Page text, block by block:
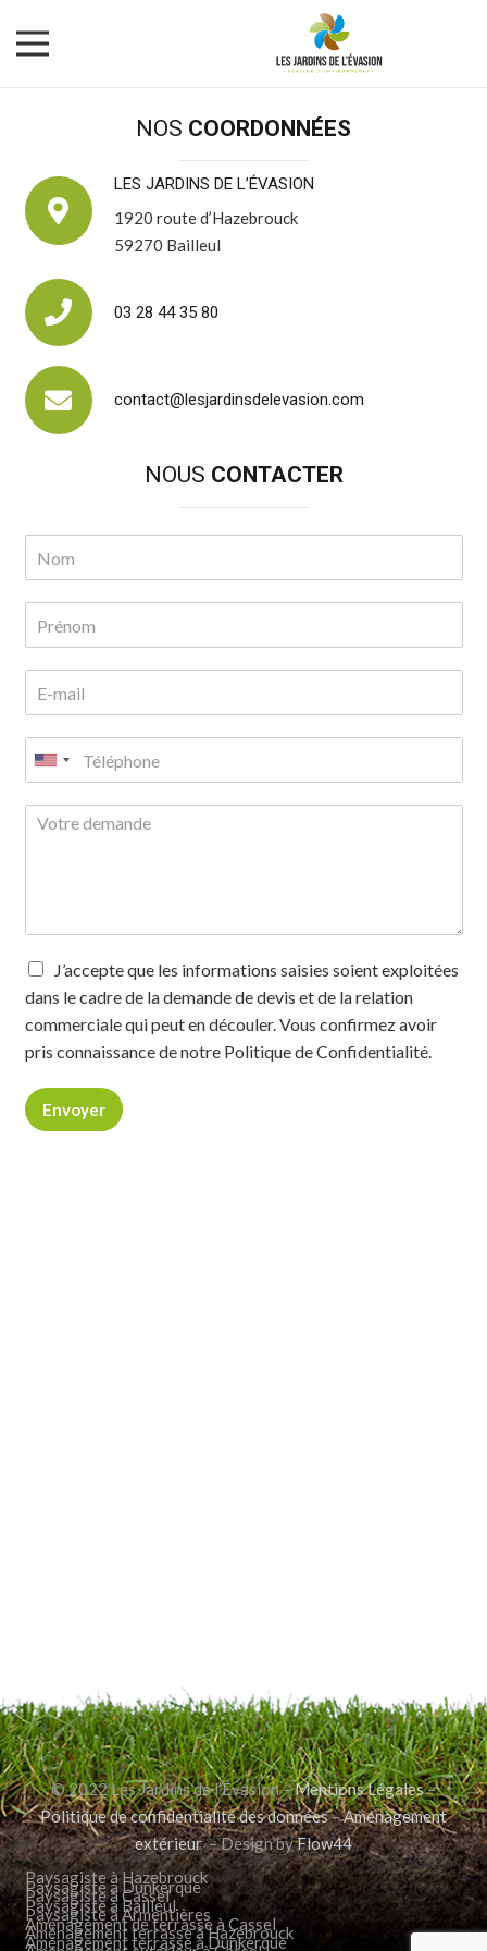
NOS COORDONNÉES
LES JARDINS DE L’ÉVASION
1920 route d’Hazebrouck
59270 Bailleul
03 28 44 35 80
contact@lesjardinsdelevasion.com
NOUS CONTACTER
J’accepte que les informations saisies soient exploitées
dans le cadre de la demande de devis et de la relation
commerciale qui peut en découler. Vous confirmez avoir
pris connaissance de notre Politique de Confidentialité.
Envoyer
© 2022 Les Jardins de l’Évasion –Mentions Légales–
Politique de confidentialité des données–Aménagement
extérieur– Design byFlow44
Paysagiste à Hazebrouck
Paysagiste à Dunkerque
Paysagiste à Cassel
Paysagiste à Bailleul
Paysagiste à Armentières
Aménagement de terrasse à Cassel
Aménagement terrasse à Hazebrouck
Aménagement terrasse à Dunkerque